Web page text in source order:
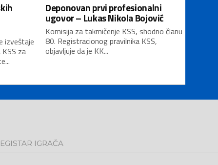
izveštaje
za
Deponovan prvi profesionalni
ugovor – Lukas Nikola Bojović
Komisija za takmičenje KSS, shodno članu
80. Registracionog pravilnika KSS,
objavljuje da je KK...
IGRAČA